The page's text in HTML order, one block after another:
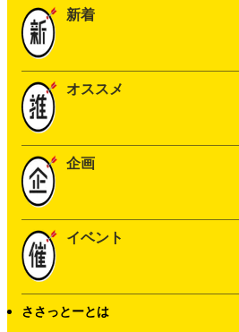
新着
オススメ
企画
イベント
ささっとーとは